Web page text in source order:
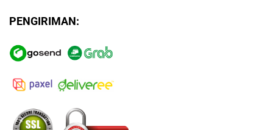
PENGIRIMAN: